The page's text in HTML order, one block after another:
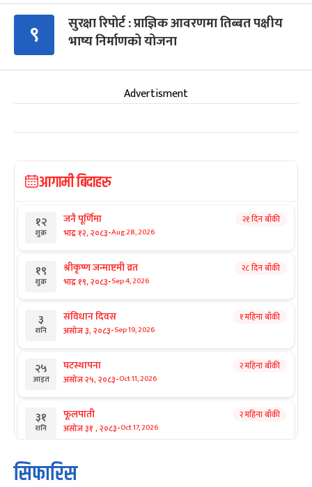
९
सुरक्षा रिपोर्ट : प्राज्ञिक आवरणमा तिब्बत पक्षीय
भाष्य निर्माणको योजना
Advertisment
आगामी बिदाहरु
१२
शुक्र
जनै पूर्णिमा
भाद्र १२, २०८३-Aug 28, 2026
२१ दिन बाँकी
१९
शुक्र
श्रीकृष्ण जन्माष्टमी व्रत
भाद्र १९, २०८३-Sep 4, 2026
२८ दिन बाँकी
३
शनि
संविधान दिवस
असोज ३, २०८३-Sep 19, 2026
१ महिना बाँकी
२५
आइत
घटस्थापना
असोज २५, २०८३-Oct 11, 2026
२ महिना बाँकी
३१
शनि
फूलपाती
असोज ३१ , २०८३-Oct 17, 2026
२ महिना बाँकी
१
आइत
कार्तिक सङ्क्रान्ति
कार्तिक १, २०८३
सिफारिस